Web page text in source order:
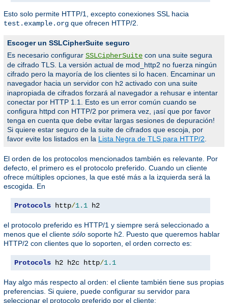
Esto solo permite HTTP/1, excepto conexiones SSL hacia
test.example.org que ofrecen HTTP/2.
Escoger un SSLCipherSuite seguro
Es necesario configurar SSLCipherSuite con una suite segura
de cifrado TLS. La versión actual de mod_http2 no fuerza ningún
cifrado pero la mayoría de los clientes si lo hacen. Encaminar un
navegador hacia un servidor con h2 activado con una suite
inapropiada de cifrados forzará al navegador a rehusar e intentar
conectar por HTTP 1.1. Esto es un error común cuando se
configura httpd con HTTP/2 por primera vez, ¡así que por favor
tenga en cuenta que debe evitar largas sesiones de depuración!
Si quiere estar seguro de la suite de cifrados que escoja, por
favor evite los listados en la Lista Negra de TLS para HTTP/2
El orden de los protocolos mencionados también es relevante. Por
defecto, el primero es el protocolo preferido. Cuando un cliente
ofrece múltiples opciones, la que esté más a la izquierda será la
escogida. En
Protocols http/1.1 h2
el protocolo preferido es HTTP/1 y siempre será seleccionado a
menos que el cliente sólo soporte h2. Puesto que queremos hablar
HTTP/2 con clientes que lo soporten, el orden correcto es:
Protocols h2 h2c http/1.1
Hay algo más respecto al orden: el cliente también tiene sus propias
preferencias. Si quiere, puede configurar su servidor para
seleccionar el protocolo preferido por el cliente: